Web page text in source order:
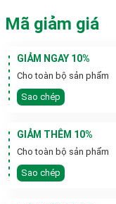
Mã giảm giá
GIẢM NGAY 10%
Cho toàn bộ sản phẩm
Sao chép
GIẢM THÊM 10%
Cho toàn bộ sản phẩm
Sao chép